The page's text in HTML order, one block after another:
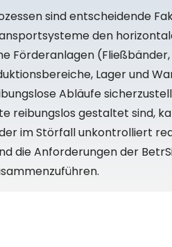
sind entscheidende
den
Förderanlagen
Lager und
Abläufe
reibungslos gestaltet sind,
im Störfall unkontrolliert
die Anforderungen der